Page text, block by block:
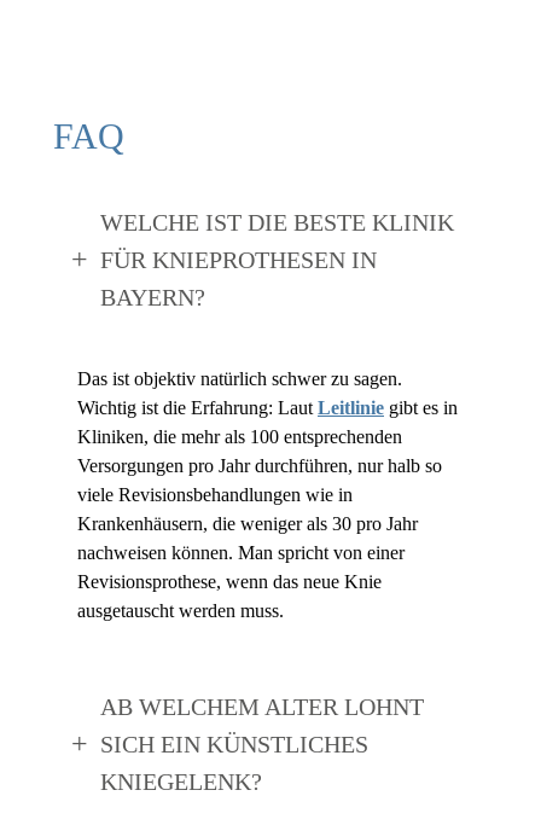
FAQ
WELCHE IST DIE BESTE KLINIK
FÜR KNIEPROTHESEN IN
BAYERN?
Das ist objektiv natürlich schwer zu sagen.
Wichtig ist die Erfahrung: Laut Leitlinie gibt es in
Kliniken, die mehr als 100 entsprechenden
Versorgungen pro Jahr durchführen, nur halb so
viele Revisionsbehandlungen wie in
Krankenhäusern, die weniger als 30 pro Jahr
nachweisen können. Man spricht von einer
Revisionsprothese, wenn das neue Knie
ausgetauscht werden muss.
AB WELCHEM ALTER LOHNT
SICH EIN KÜNSTLICHES
KNIEGELENK?